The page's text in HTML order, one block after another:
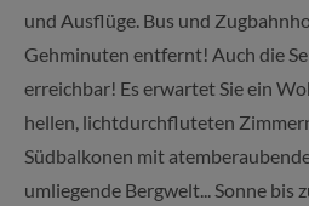
und Ausflüge. Bus und
Gehminuten entfernt! Auch die
erreichbar! Es erwartet Sie ein
hellen, lichtdurchfluteten
Südbalkonen mit
umliegende Bergwelt... Sonne bis